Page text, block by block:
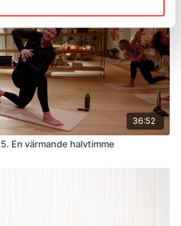
36:52
En värmande halvtimme